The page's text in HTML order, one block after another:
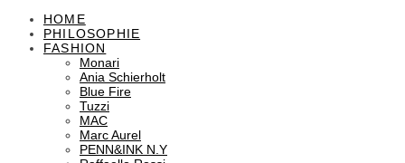
HOME
PHILOSOPHIE
FASHION
Monari
Ania Schierholt
Blue Fire
Tuzzi
MAC
Marc Aurel
PENN&INK N.Y